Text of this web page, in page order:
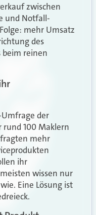
zwischen
und Notfall-
mehr Umsatz
des
beim reinen
der
rund 100 Maklern
mehr
ihr
wissen nur
Eine Lösung ist